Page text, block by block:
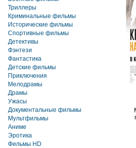
Триллеры
Криминальные фильмы
Исторические фильмы
Спортивные фильмы
Детективы
Фэнтези
Фaнтастика
Детские фильмы
Приключения
Мелодрамы
Драмы
Ужасы
Документальные фильмы
Мультфильмы
Аниме
Эротика
Фильмы HD